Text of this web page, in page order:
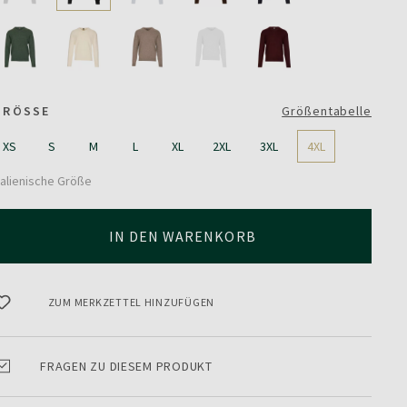
Größentabelle
XS S M L XL 2XL 3XL 4XL
Größe
IN DEN WARENKORB
ZUM MERKZETTEL HINZUFÜGEN
FRAGEN ZU DIESEM PRODUKT